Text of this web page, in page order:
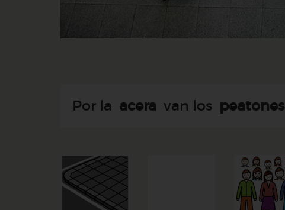
Por la acera van los peatones